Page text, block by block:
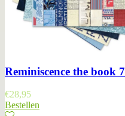
Reminiscence the book 7
€28,95
Bestellen